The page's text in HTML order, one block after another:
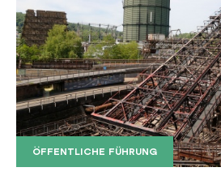
ÖFFENTLICHE FÜHRUNG
Der Erzschrägaufzug der
Copyright: Weltkulturerbe